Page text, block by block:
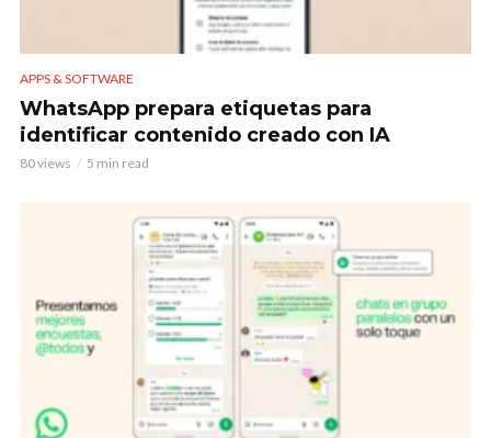
APPS & SOFTWARE
WhatsApp prepara etiquetas para
identificar contenido creado con IA
80 views 5 min read